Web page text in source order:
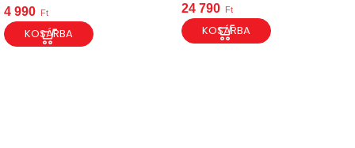
4 990 Ft
KOSÁRBA
24 790 Ft
KOSÁRBA